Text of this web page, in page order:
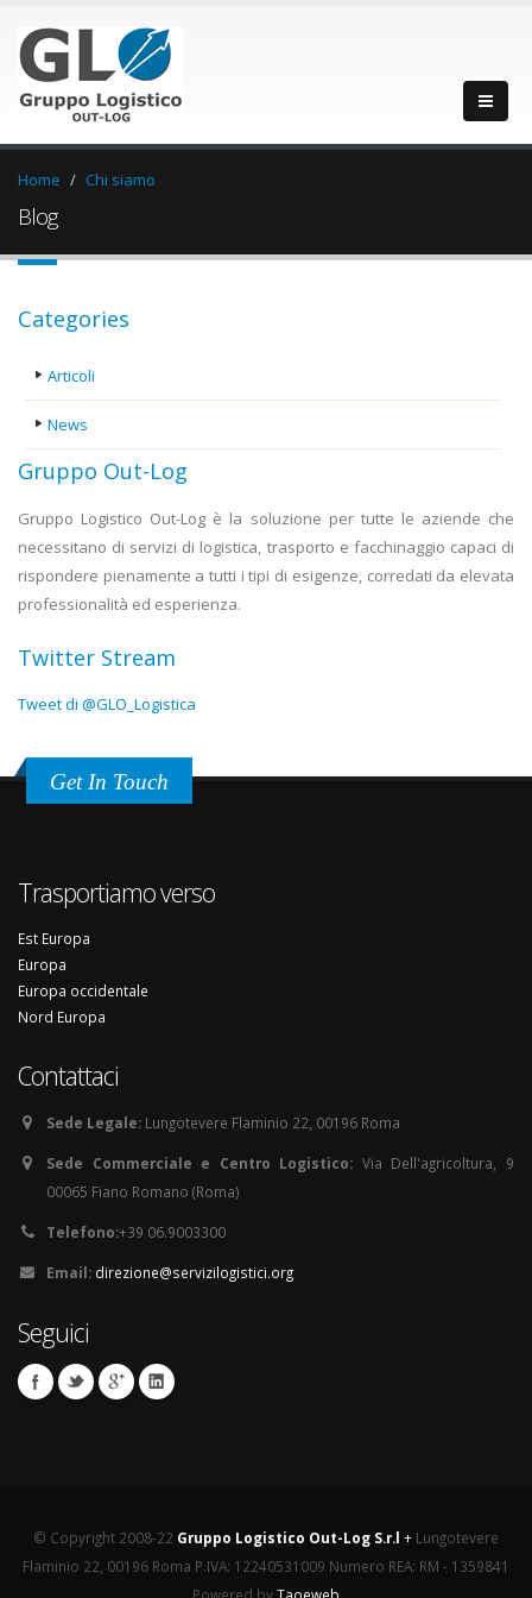
Home Chi siamo
Blog
Categories
Articoli
News
Gruppo Out-Log
Gruppo Logistico Out-Log è la soluzione per tutte le aziende che
necessitano di servizi di logistica, trasporto e facchinaggio capaci di
rispondere pienamente a tutti i tipi di esigenze, corredati da elevata
professionalità ed esperienza.
Twitter Stream
Tweet di @GLO_Logistica
Get In Touch
Trasportiamo verso
Est Europa
Europa
Europa occidentale
Nord Europa
Contattaci
Sede Legale: Lungotevere Flaminio 22, 00196 Roma
Sede Commerciale e Centro Logistico: Via Dell'agricoltura, 9
00065 Fiano Romano (Roma)
Telefono:+39 06.9003300
Email: direzione@servizilogistici.org
Seguici
© Copyright 2008-22 Gruppo Logistico Out-Log S.r.l + Lungotevere
Flaminio 22, 00196 Roma P.IVA: 12240531009 Numero REA: RM - 1359841